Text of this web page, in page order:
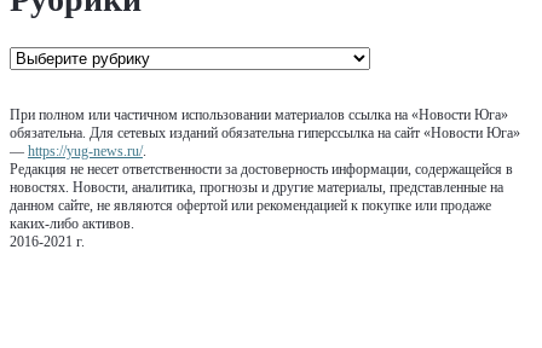
Рубрики
При полном или частичном использовании материалов ссылка на «Новости Юга»
обязательна. Для сетевых изданий обязательна гиперссылка на сайт «Новости Юга»
— https://yug-news.ru/.
Редакция не несет ответственности за достоверность информации, содержащейся в
новостях. Новости, аналитика, прогнозы и другие материалы, представленные на
данном сайте, не являются офертой или рекомендацией к покупке или продаже
каких-либо активов.
2016-2021 г.